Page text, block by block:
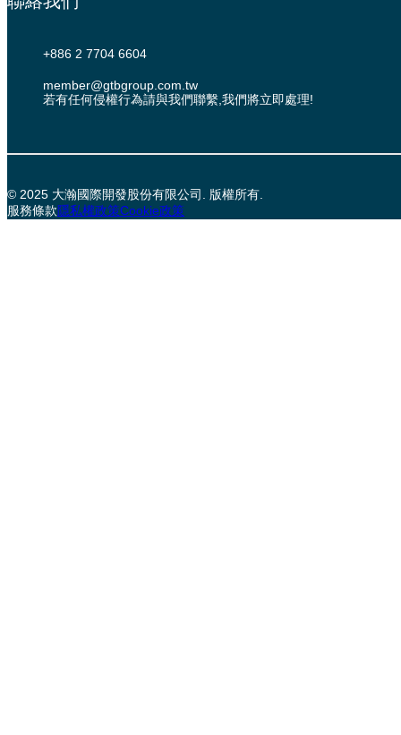
+886 2 7704 6604
member@gtbgroup.com.tw
若有任何侵權行為請與我們聯繫,我們將立即處理!
© 2025 大瀚國際開發股份有限公司. 版權所有.
服務條款隱私權政策Cookie政策